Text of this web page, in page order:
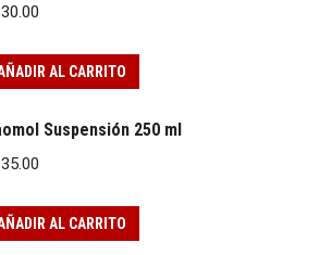
AL CARRITO
Suspensión 250 ml
AL CARRITO